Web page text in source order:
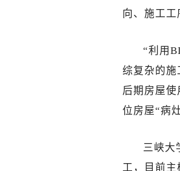
向、施工工
“利用
综复杂的施
后期房屋
位房屋“病
三峡大
工，目前主